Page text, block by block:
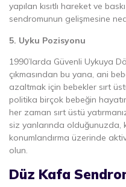
yapılan kısıtlı hareket ve
sendromunun gelişmesine
5. Uyku Pozisyonu
1990’larda Güvenli Uykuya
çıkmasından bu yana, ani
azaltmak için bebekler sırt
politika birçok bebeğin
her zaman sırt üstü
siz yanlarında olduğunuzda,
konumlandırma üzerinde
olun.
Düz Kafa